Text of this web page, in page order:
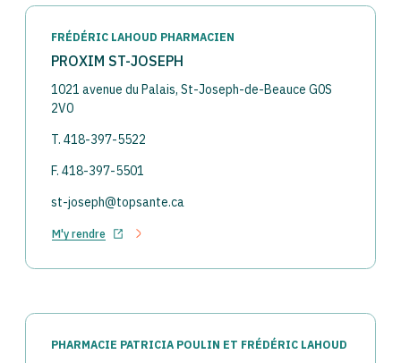
FRÉDÉRIC LAHOUD PHARMACIEN
PROXIM ST-JOSEPH
1021 avenue du Palais, St-Joseph-de-Beauce G0S
2V0
T. 418-397-5522
F. 418-397-5501
st-joseph@topsante.ca
M'y rendreOuvrir dans un nouvel onglet
PHARMACIE PATRICIA POULIN ET FRÉDÉRIC LAHOUD